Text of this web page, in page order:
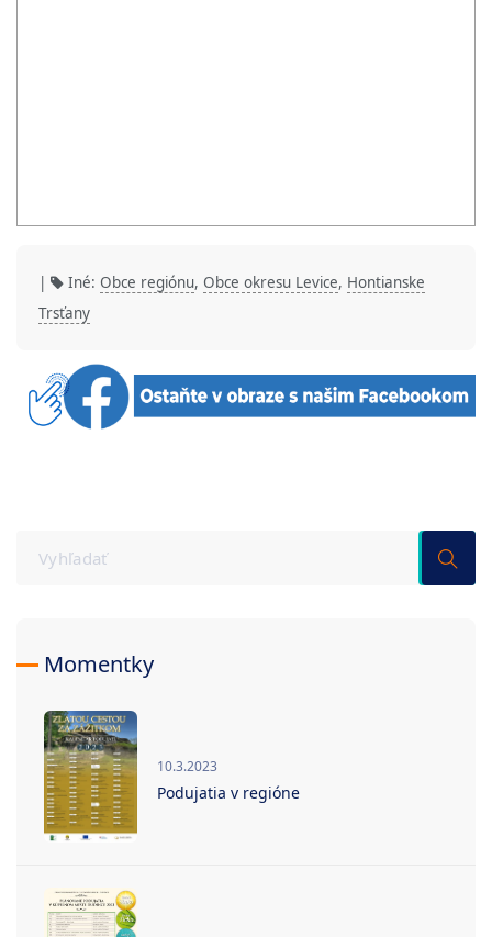
| Iné: Obce regiónu, Obce okresu Levice, Hontianske
Trsťany
Momentky
10.3.2023
Podujatia v regióne